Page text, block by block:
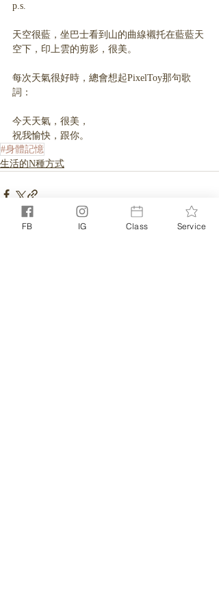
p.s.
天空很藍，坐巴士看到山的曲線襯托在藍藍天
空下，印上雲的剪影，很美。
每次天氣很好時，總會想起PixelToy那句歌
詞：
今天天氣，很美，
祝我愉快，跟你。
#身體記憶
生活的N種方式
FB IG Class Service